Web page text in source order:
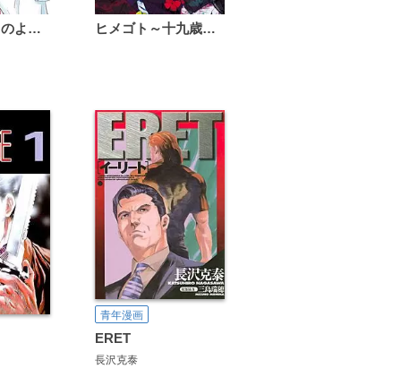
恋は雨上がりのように ヒメゴト～十九歳の制服～
青年漫画
ERET
長沢克泰